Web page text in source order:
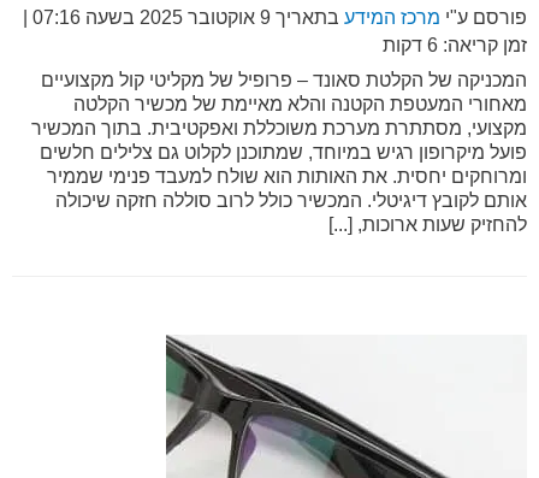
פורסם ע"י מרכז המידע בתאריך 9 אוקטובר 2025 בשעה 07:16
זמן קריאה: 6 דקות
המכניקה של הקלטת סאונד – פרופיל של מקליטי קול מקצועיים
מאחורי המעטפת הקטנה והלא מאיימת של מכשיר הקלטה
מקצועי, מסתתרת מערכת משוכללת ואפקטיבית. בתוך המכשיר
פועל מיקרופון רגיש במיוחד, שמתוכנן לקלוט גם צלילים חלשים
ומרוחקים יחסית. את האותות הוא שולח למעבד פנימי שממיר
אותם לקובץ דיגיטלי. המכשיר כולל לרוב סוללה חזקה שיכולה
להחזיק שעות ארוכות, [...]